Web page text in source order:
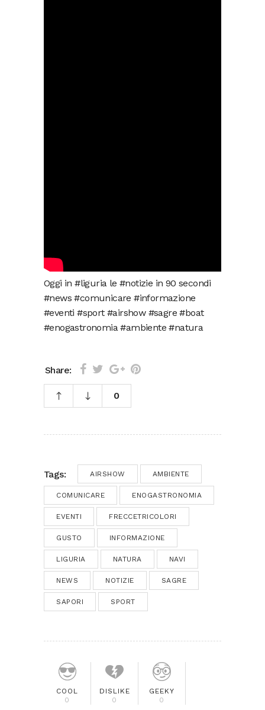
Oggi in #liguria le #notizie in 90 secondi
#news #comunicare #informazione
#eventi #sport #airshow #sagre #boat
#enogastronomia #ambiente #natura
Share:
0
Tags: AIRSHOW AMBIENTE
COMUNICARE ENOGASTRONOMIA
EVENTI FRECCETRICOLORI
GUSTO INFORMAZIONE
LIGURIA NATURA NAVI
NEWS NOTIZIE SAGRE
SAPORI SPORT
COOL
0
DISLIKE
0
GEEKY
0